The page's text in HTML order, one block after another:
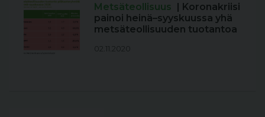
Metsäteollisuus | Koronakriisi
painoi heinä–syyskuussa yhä
metsäteollisuuden tuotantoa
02.11.2020